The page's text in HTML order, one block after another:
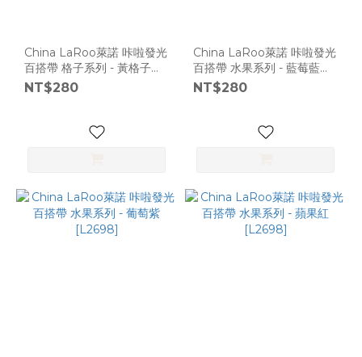
China LaRoo萊諾 咔啦發光
百搭帶 格子系列 - 黃格子
[L2698]
NT$280
China LaRoo萊諾 咔啦發光
百搭帶 水果系列 - 藍莓藍
[L2698]
NT$280